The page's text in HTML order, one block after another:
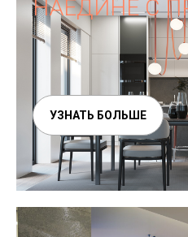
НАЕДИНЕ С
УЗНАТЬ БОЛЬШЕ